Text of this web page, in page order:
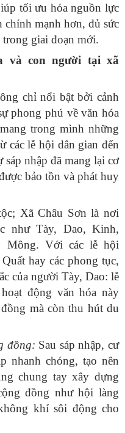
tối ưu hóa nguồn lực
chính mạnh hơn, đủ sức
trong giai đoạn mới.
và con người tại xã
chỉ nổi bật bởi cảnh
phong phú về văn hóa
trong mình những
các lễ hội dân gian đến
nhập đã mang lại cơ
bảo tồn và phát huy
Xã Châu Sơn là nơi
như Tày, Dao, Kinh,
Mông. Với các lễ hội
hay các phong tục,
của người Tày, Dao: lễ
động văn hóa này
mà còn thu hút du
đồng: Sau sáp nhập, cư
nhanh chóng, tạo nên
chung tay xây dựng
đồng như hội làng
khí sôi động cho